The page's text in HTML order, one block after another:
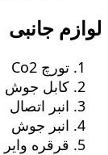
لوازم جانبی
تورچ Co2
کابل جوش
انبر اتصال
انبر جوش
قرقره وایر